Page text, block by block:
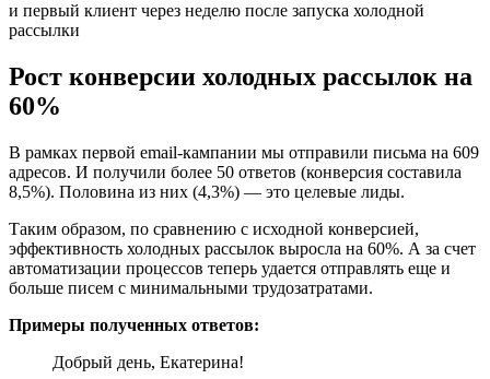
Рост конверсии холодных рассылок на
60%
В рамках первой email-кампании мы отправили письма на 609
адресов. И получили более 50 ответов (конверсия составила
8,5%). Половина из них (4,3%) — это целевые лиды.
Таким образом, по сравнению с исходной конверсией,
эффективность холодных рассылок выросла на 60%. А за счет
автоматизации процессов теперь удается отправлять еще и
больше писем с минимальными трудозатратами.
Примеры полученных ответов:
Добрый день, Екатерина!